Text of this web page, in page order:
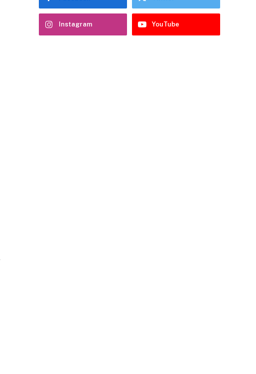
Instagram YouTube